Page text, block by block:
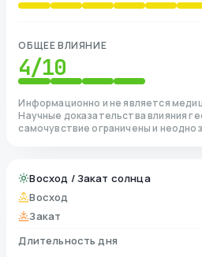
ОБЩЕЕ ВЛИЯНИЕ
4/10
Информационно и не является
Научные доказательства влияния
самочувствие ограничены и
Восход / Закат солнца
Восход
Закат
Длительность дня